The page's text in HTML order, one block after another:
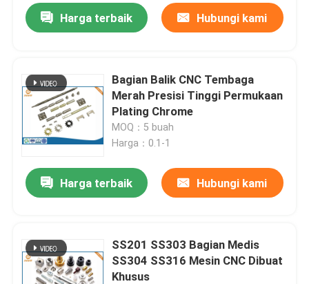
Harga terbaik Hubungi kami
Bagian Balik CNC Tembaga
Merah Presisi Tinggi Permukaan
Plating Chrome
MOQ：5 buah
Harga：0.1-1
Harga terbaik Hubungi kami
SS201 SS303 Bagian Medis
SS304 SS316 Mesin CNC Dibuat
Khusus